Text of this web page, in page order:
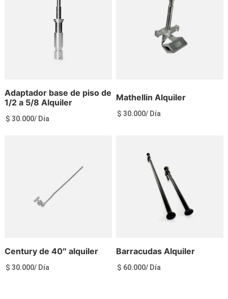
Adaptador base de piso de
1/2 a 5/8 Alquiler
$ 30.000/ Día
Mathellin Alquiler
$ 30.000/ Día
Ver más
Century de 40″ alquiler
$ 30.000/ Día
Barracudas Alquiler
$ 60.000/ Día